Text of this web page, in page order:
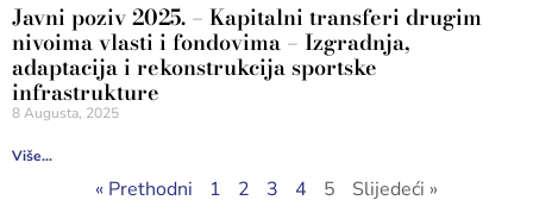
Javni poziv 2025. – Kapitalni transferi drugim
nivoima vlasti i fondovima – Izgradnja,
adaptacija i rekonstrukcija sportske
infrastrukture
8 Augusta, 2025
Više...
« Prethodni 1 2 3 4 5 Slijedeći »